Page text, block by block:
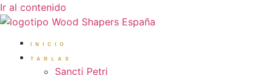
Ir al contenido
INICIO
TABLAS
Sancti Petri